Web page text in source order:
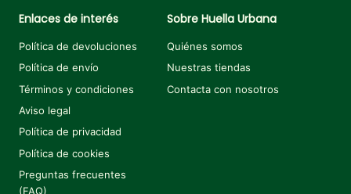
Enlaces de interés
Política de devoluciones
Política de envío
Términos y condiciones
Aviso legal
Política de privacidad
Política de cookies
Preguntas frecuentes
(FAQ)
Sobre Huella Urbana
Quiénes somos
Nuestras tiendas
Contacta con nosotros